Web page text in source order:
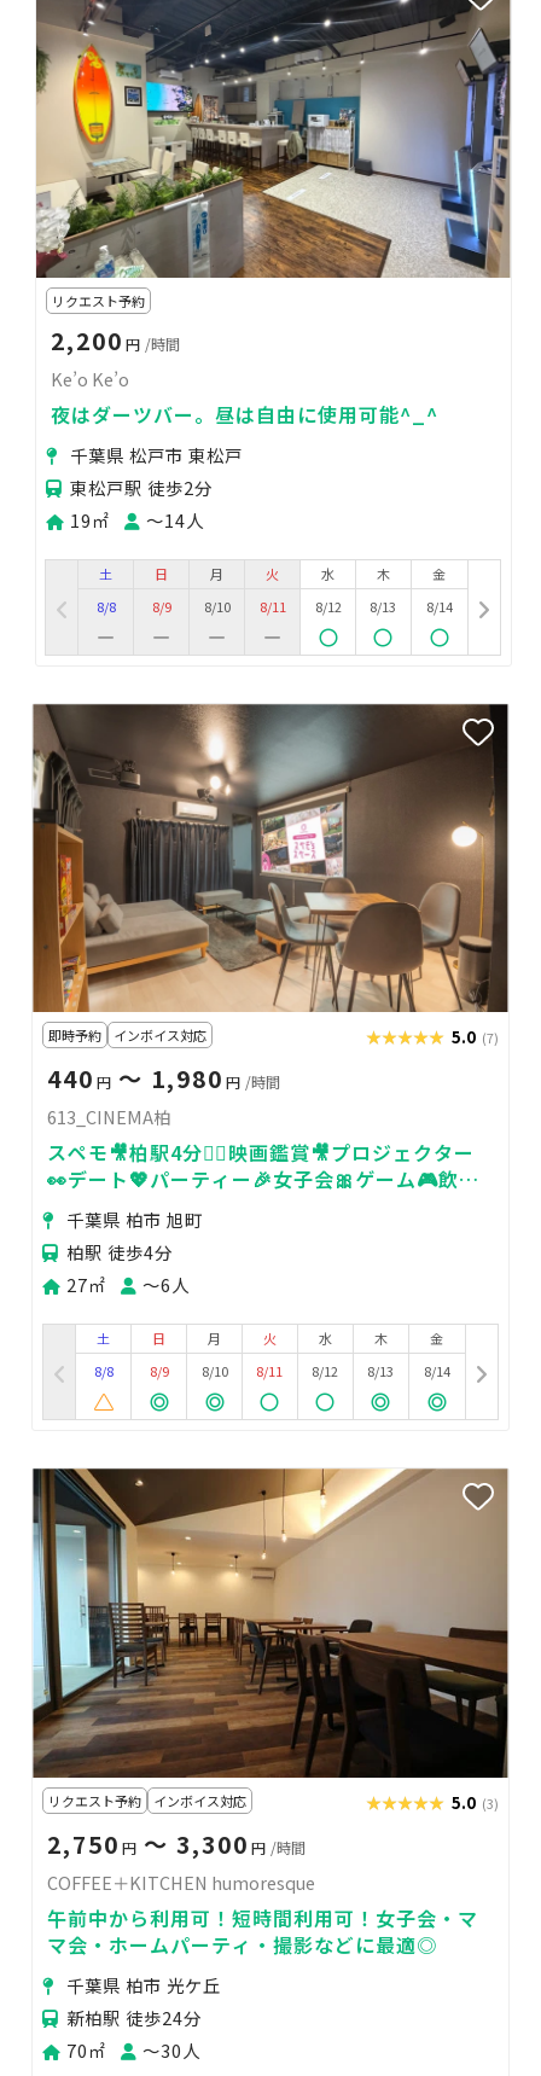
リクエスト予約
2,200 円 /時間
Ke’o Ke’o
夜はダーツバー。昼は自由に使用可能^_^
千葉県 松戸市 東松戸
東松戸駅 徒歩2分
19㎡
〜14人
土
8/8
日
8/9
月
8/10
火
8/11
水
8/12
木
8/13
金
8/14
即時予約 インボイス対応 ★★★★★
★★★★★ 5.0 (7)
440 円 〜 1,980 円 /時間
613_CINEMA柏
スペモ🎥柏駅4分🚶‍♀️映画鑑賞🎥プロジェクター
👀デート💖パーティー🎉女子会🎀ゲーム🎮飲み
会🥂613_CINEMA柏
千葉県 柏市 旭町
柏駅 徒歩4分
27㎡
〜6人
土
8/8
日
8/9
月
8/10
火
8/11
水
8/12
木
8/13
金
8/14
リクエスト予約 インボイス対応 ★★★★★
★★★★★ 5.0 (3)
2,750 円 〜 3,300 円 /時間
COFFEE＋KITCHEN humoresque
午前中から利用可！短時間利用可！女子会・マ
マ会・ホームパーティ・撮影などに最適◎
千葉県 柏市 光ケ丘
新柏駅 徒歩24分
70㎡
〜30人